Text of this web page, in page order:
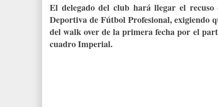
El delegado del club hará llegar el
Deportiva de Fútbol Profesional, exigiendo
del walk over de la primera fecha por el
cuadro Imperial.